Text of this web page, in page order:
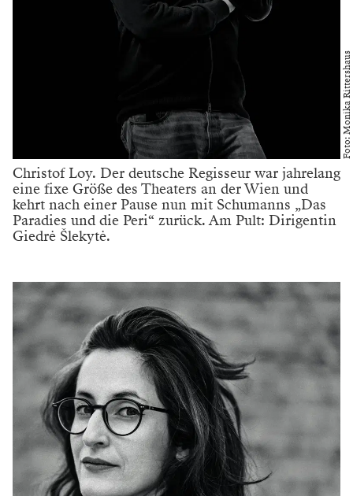
Foto: Monika Rittershaus
Christof Loy. Der deutsche Regisseur war jahrelang
eine fixe Größe des Theaters an der Wien und
kehrt nach einer Pause nun mit Schumanns „Das
Paradies und die Peri“ zurück. Am Pult: Dirigentin
Giedrė Šlekytė.